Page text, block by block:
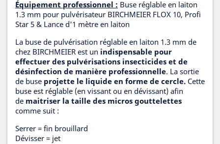
Équipement professionnel : Buse réglable en laiton
1.3 mm pour pulvérisateur BIRCHMEIER FLOX 10, Profi
Star 5 & Lance d'1 mètre en laiton
La buse de pulvérisation réglable en laiton 1.3 mm de
chez BIRCHMEIER est un indispensable pour
effectuer des pulvérisations insecticides et de
désinfection de manière professionnelle. La sortie
de buse projette le liquide en forme de cercle. Cette
buse est réglable (en vissant ou en dévissant) afin
de maitriser la taille des micros gouttelettes
comme suit :
Serrer = fin brouillard
Dévisser = jet